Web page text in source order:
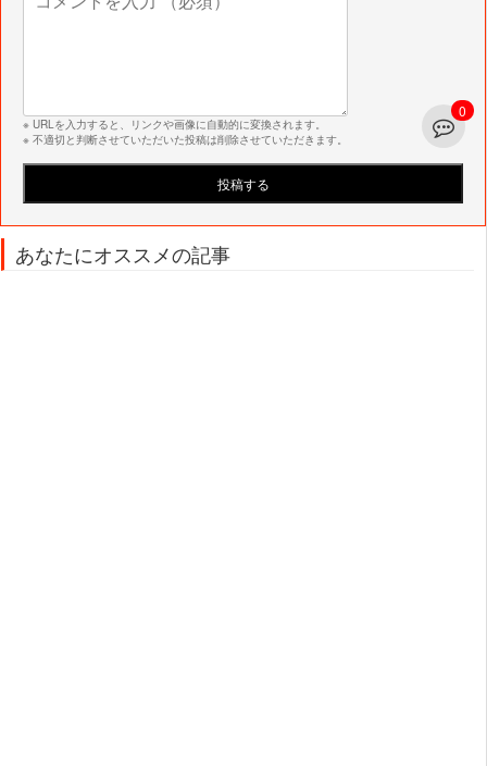
0
※ URLを入力すると、リンクや画像に自動的に変換されます。
※ 不適切と判断させていただいた投稿は削除させていただきます。
あなたにオススメの記事